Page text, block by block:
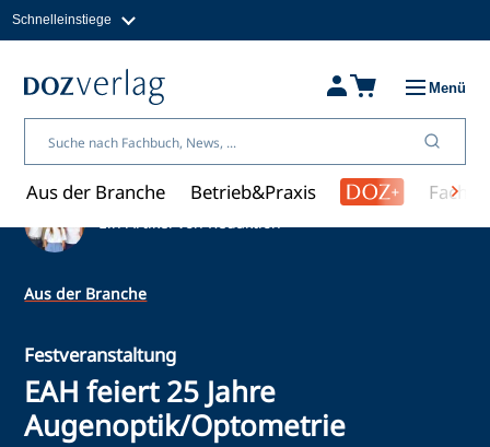
Inhalt
Schnelleinstiege
Fachbücher & Shop
Über uns
Menü
Aus der Branche Betrieb&Praxis
Aus der Branche
Festveranstaltung
EAH feiert 25 Jahre
Augenoptik/Optometrie